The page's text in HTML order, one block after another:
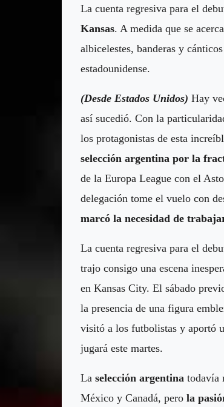
La cuenta regresiva para el
Kansas. A medida que se
albicelestes, banderas y
estadounidense.
(Desde Estados Unidos) Hay
así sucedió. Con la
los protagonistas de esta
selección argentina por la
de la Europa League con el
delegación tome el vuelo con
marcó la necesidad de
La cuenta regresiva para el
trajo consigo una escena
en Kansas City. El sábado
la presencia de una figura
visitó a los futbolistas y aportó
jugará este martes.
La selección argentina todavía
México y Canadá, pero la